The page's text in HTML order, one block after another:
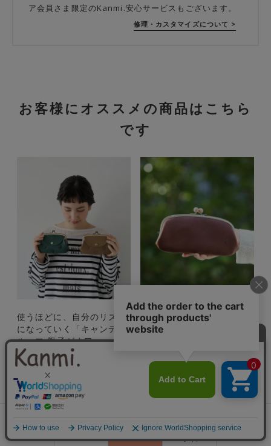
ア会員さま限定のKanmi.安心サービスもございます。
修理・カスタマイズについて >
お客様にオススメの商品はこちら
です
使うほどに、自分のリズム
になっていく「キャンディ
ルーフ 親子がま口」
¥6,600（税込）
木玉のパチン音に癒される
「ドロップツリー木玉 ロン
会員登録
ログイン